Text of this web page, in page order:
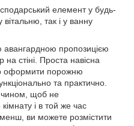
елемент у будь-
вітальню, так і у ванну
пропозицією
на стіні. Проста навісна
оформити порожню
та практично.
чином, щоб не
і в той же час
ви можете розмістити